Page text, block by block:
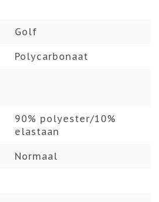
Golf
Polycarbonaat
90% polyester/10%
elastaan
Normaal